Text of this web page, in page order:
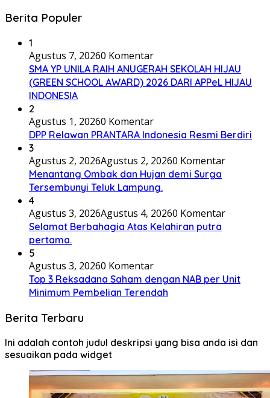
Berita Populer
1
Agustus 7, 20260 Komentar
SMA YP UNILA RAIH ANUGERAH SEKOLAH HIJAU
(GREEN SCHOOL AWARD) 2026 DARI APPeL HIJAU
INDONESIA
2
Agustus 1, 20260 Komentar
DPP Relawan PRANTARA Indonesia Resmi Berdiri
3
Agustus 2, 2026Agustus 2, 20260 Komentar
Menantang Ombak dan Hujan demi Surga
Tersembunyi Teluk Lampung.
4
Agustus 3, 2026Agustus 4, 20260 Komentar
Selamat Berbahagia Atas Kelahiran putra
pertama.
5
Agustus 3, 20260 Komentar
Top 3 Reksadana Saham dengan NAB per Unit
Minimum Pembelian Terendah
Berita Terbaru
Ini adalah contoh judul deskripsi yang bisa anda isi dan
sesuaikan pada widget